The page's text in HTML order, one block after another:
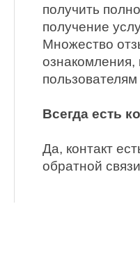
получить
получение
Множество
Всегда есть
Да, контакт
обратной